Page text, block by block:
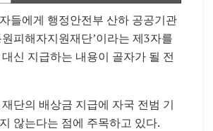
들에게 행정안전부 산하 공공기관
피해자지원재단’이라는 제3자를
신 지급하는 내용이 골자가 될 전
단의 배상금 지급에 자국 전범 기
않는다는 점에 주목하고 있다.